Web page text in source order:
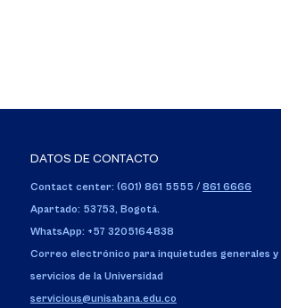
DATOS DE CONTACTO
Contact center: (601) 861 5555 / 861 6666
Apartado: 53753, Bogotá.
WhatsApp: +57 3205164838
Correo electrónico para inquietudes generales y
servicios de la Universidad
servicious@unisabana.edu.co